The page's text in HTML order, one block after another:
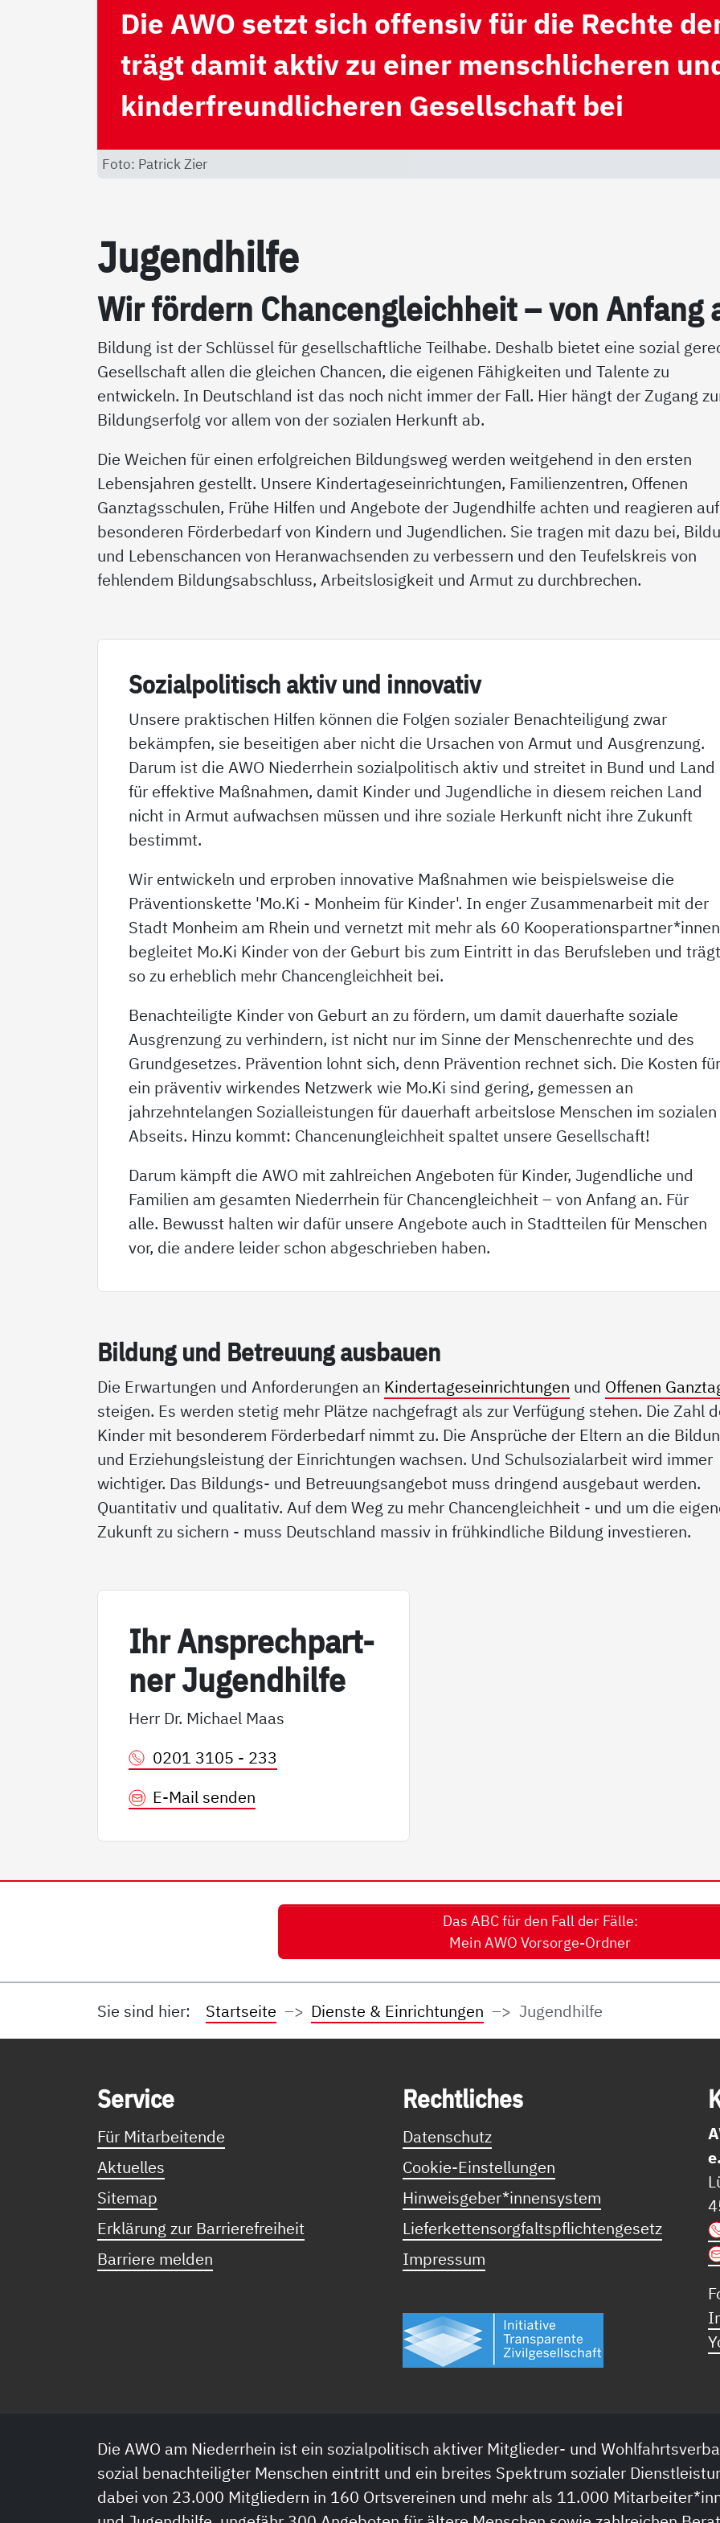
Die AWO setzt sich offensiv für die Rechte
trägt damit aktiv zu einer menschlicheren
kinderfreundlicheren Gesellschaft bei
Foto: Patrick Zier
Ju­gend­hil­fe
Wir för­dern Chan­cen­g­leich­heit – von An­fang
Bildung ist der Schlüssel für gesellschaftliche Teilhabe. Deshalb bietet eine sozial
Gesellschaft allen die gleichen Chancen, die eigenen Fähigkeiten und Talente zu
entwickeln. In Deutschland ist das noch nicht immer der Fall. Hier hängt der Zugang
Bildungserfolg vor allem von der sozialen Herkunft ab.
Die Weichen für einen erfolgreichen Bildungsweg werden weitgehend in den ersten
Lebensjahren gestellt. Unsere Kindertageseinrichtungen, Familienzentren, Offenen
Ganztagsschulen, Frühe Hilfen und Angebote der Jugendhilfe achten und reagieren auf
besonderen Förderbedarf von Kindern und Jugendlichen. Sie tragen mit dazu bei,
und Lebenschancen von Heranwachsenden zu verbessern und den Teufelskreis von
fehlendem Bildungsabschluss, Arbeitslosigkeit und Armut zu durchbrechen.
So­zial­po­li­tisch ak­tiv und in­no­va­tiv
Unsere praktischen Hilfen können die Folgen sozialer Benachteiligung zwar
bekämpfen, sie beseitigen aber nicht die Ursachen von Armut und Ausgrenzung.
Darum ist die AWO Niederrhein sozialpolitisch aktiv und streitet in Bund und Land
für effektive Maßnahmen, damit Kinder und Jugendliche in diesem reichen Land
nicht in Armut aufwachsen müssen und ihre soziale Herkunft nicht ihre Zukunft
bestimmt.
Wir entwickeln und erproben innovative Maßnahmen wie beispielsweise die
Präventionskette 'Mo.Ki - Monheim für Kinder'. In enger Zusammenarbeit mit der
Stadt Monheim am Rhein und vernetzt mit mehr als 60 Kooperationspartner*innen
begleitet Mo.Ki Kinder von der Geburt bis zum Eintritt in das Berufsleben und
so zu erheblich mehr Chancengleichheit bei.
Benachteiligte Kinder von Geburt an zu fördern, um damit dauerhafte soziale
Ausgrenzung zu verhindern, ist nicht nur im Sinne der Menschenrechte und des
Grundgesetzes. Prävention lohnt sich, denn Prävention rechnet sich. Die Kosten
ein präventiv wirkendes Netzwerk wie Mo.Ki sind gering, gemessen an
jahrzehntelangen Sozialleistungen für dauerhaft arbeitslose Menschen im sozialen
Abseits. Hinzu kommt: Chancenungleichheit spaltet unsere Gesellschaft!
Darum kämpft die AWO mit zahlreichen Angeboten für Kinder, Jugendliche und
Familien am gesamten Niederrhein für Chancengleichheit – von Anfang an. Für
alle. Bewusst halten wir dafür unsere Angebote auch in Stadtteilen für Menschen
vor, die andere leider schon abgeschrieben haben.
Bil­dung und Be­t­reu­ung aus­bau­en
Die Erwartungen und Anforderungen an Kindertageseinrichtungen und Offenen
steigen. Es werden stetig mehr Plätze nachgefragt als zur Verfügung stehen. Die Zahl
Kinder mit besonderem Förderbedarf nimmt zu. Die Ansprüche der Eltern an die
und Erziehungsleistung der Einrichtungen wachsen. Und Schulsozialarbeit wird immer
wichtiger. Das Bildungs- und Betreuungsangebot muss dringend ausgebaut werden.
Quantitativ und qualitativ. Auf dem Weg zu mehr Chancengleichheit - und um die
Zukunft zu sichern - muss Deutschland massiv in frühkindliche Bildung investieren.
Ihr An­sp­rech­part­
ner Ju­gend­hil­fe
Herr Dr. Michael Maas
0201 3105 - 233
E-Mail senden
Das ABC für den Fall der Fälle:
Mein AWO Vorsorge-Ordner
Sie sind hier: Startseite Dienste & Einrichtungen Jugendhilfe
Ser­vice
Für Mitarbeitende
Aktuelles
Sitemap
Erklärung zur Barrierefreiheit
Barriere melden
Recht­li­ches
Datenschutz
Cookie-Einstellungen
Hinweisgeber*innensystem
Lieferkettensorgfaltspflichtengesetz
Impressum
Die AWO am Niederrhein ist ein sozialpolitisch aktiver Mitglieder- und
sozial benachteiligter Menschen eintritt und ein breites Spektrum sozialer
dabei von 23.000 Mitgliedern in 160 Ortsvereinen und mehr als 11.000